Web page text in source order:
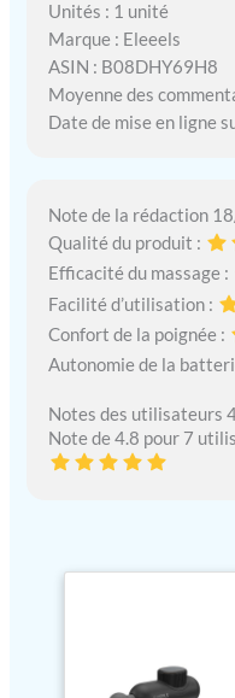
Unités : 1 unité
Marque : Eleeels
ASIN : B08DHY69H8
Moyenne des
Date de mise en ligne
Note de la rédaction
Qualité du produit :
Efficacité du massage :
Facilité d’utilisation :
Confort de la poignée :
Autonomie de la
Notes des utilisateurs
Note de 4.8 pour 7